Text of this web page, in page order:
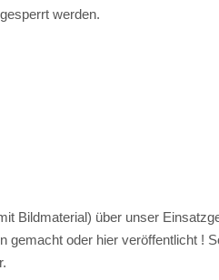
werden.
Bildmaterial) über unser
oder hier veröffentlicht !